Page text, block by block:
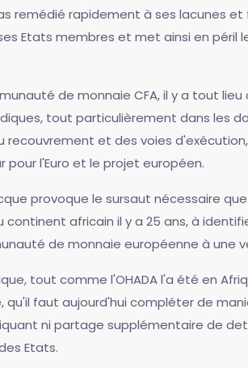
remédié rapidement à ses lacunes
Etats membres et met ainsi en
de monnaie CFA, il y a tout
tout particulièrement dans les
recouvrement et des voies
l'Euro et le projet européen.
provoque le sursaut nécessaire
continent africain il y a 25 ans, à
de monnaie européenne à une
tout comme l'OHADA l'a été en
qu'il faut aujourd'hui compléter de
ni partage supplémentaire de
Etats.